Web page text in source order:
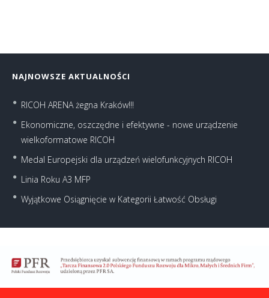
NAJNOWSZE AKTUALNOŚCI
RICOH ARENA żegna Kraków!!!
Ekonomiczne, oszczędne i efektywne - nowe urządzenie
wielkoformatowe RICOH
Medal Europejski dla urządzeń wielofunkcyjnych RICOH
Linia Roku A3 MFP
Wyjątkowe Osiągnięcie w Kategorii Łatwość Obsługi